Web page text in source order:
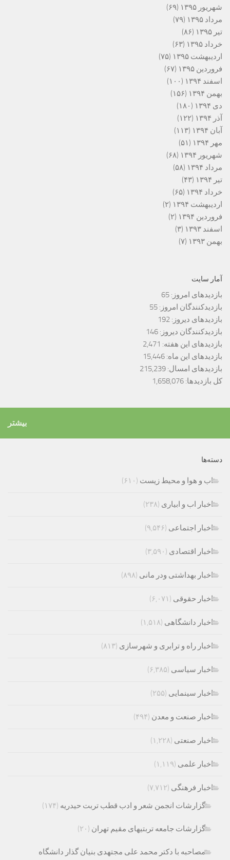
شهریور ۱۳۹۵
(۶۹)
مرداد ۱۳۹۵
(۷۹)
تیر ۱۳۹۵
(۸۶)
خرداد ۱۳۹۵
(۶۳)
اردیبهشت ۱۳۹۵
(۷۵)
فروردین ۱۳۹۵
(۶۷)
اسفند ۱۳۹۴
(۱۰۰)
بهمن ۱۳۹۴
(۱۵۶)
دی ۱۳۹۴
(۱۸۰)
آذر ۱۳۹۴
(۱۲۲)
آبان ۱۳۹۴
(۱۱۳)
مهر ۱۳۹۴
(۵۱)
شهریور ۱۳۹۴
(۶۸)
مرداد ۱۳۹۴
(۵۸)
تیر ۱۳۹۴
(۴۳)
خرداد ۱۳۹۴
(۶۵)
اردیبهشت ۱۳۹۴
(۲)
فروردین ۱۳۹۴
(۲)
اسفند ۱۳۹۳
(۳)
بهمن ۱۳۹۳
(۷)
آمار سایت
بازدیدهای امروز: 65
بازدیدکنندگان امروز: 55
بازدیدهای دیروز: 192
بازدیدکنندگان دیروز: 146
بازدیدهای این هفته: 2,471
بازدیدهای این ماه: 15,446
بازدیدهای امسال: 215,239
کل بازدیدها: 1,658,076
بیشتر
دسته‌ها
اب و هوا و محیط زیست (۶۱۰)
اخبار اب و ابیاری (۲۳۸)
اخبار اجتماعی (۹,۵۴۶)
اخبار اقتصادی (۳,۵۹۰)
اخبار بهداشتی ودر مانی (۸۹۸)
اخبار حقوقی (۶,۰۷۱)
اخبار دانشگاهی (۱,۵۱۸)
اخبار راه و ترابری و شهرسازی (۸۱۳)
اخبار سیاسی (۶,۳۸۵)
اخبار سینمایی (۲۵۵)
اخبار صنعت و معدن (۴۹۴)
اخبار صنعتی (۱,۲۲۸)
اخبار علمی (۱,۱۱۹)
اخبار فرهنگی (۷,۷۱۲)
گزارشات انجمن شعر و ادب قطب تربت حیدریه (۱۷۴)
گزارشات جامعه تربتیهای مقیم تهران (۲۰)
مصاحبه با دکتر محمد علی مجتهدی بنیان گذار دانشگاه